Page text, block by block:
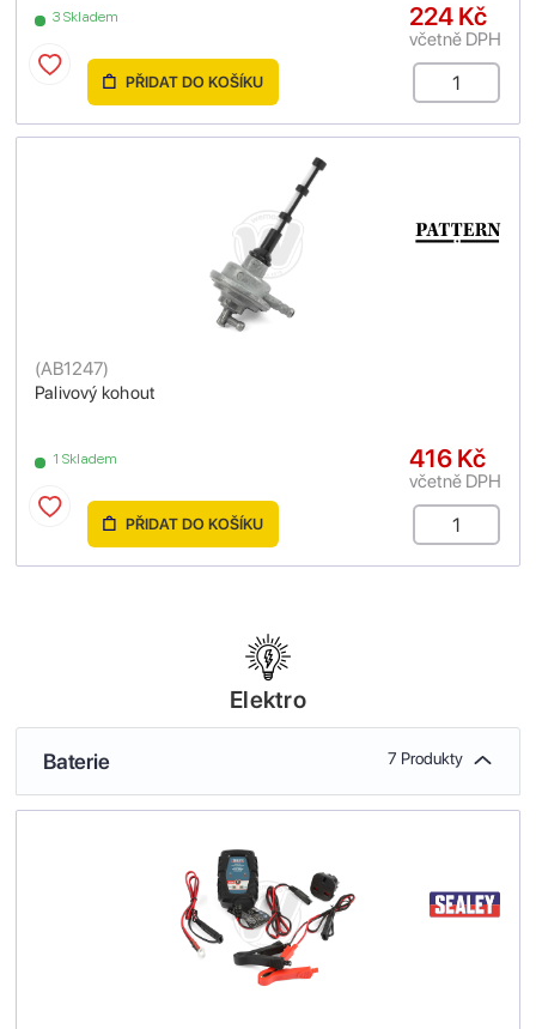
3 Skladem 224 Kč
včetně DPH
PŘIDAT DO KOŠÍKU
Palivový kohout
(AB1247)
1 Skladem 416 Kč
včetně DPH
PŘIDAT DO KOŠÍKU
Elektro
Baterie 7 Produkty